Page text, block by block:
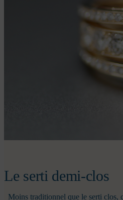
Le serti demi-clos
Moins traditionnel que le serti clos,